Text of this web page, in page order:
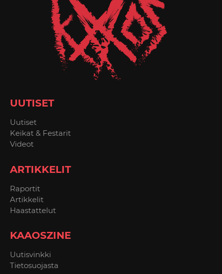
UUTISET
Uutiset
Keikat & Festarit
Videot
ARTIKKELIT
Raportit
Artikkelit
Haastattelut
KAAOSZINE
Uutisvinkki
Tietosuojasta